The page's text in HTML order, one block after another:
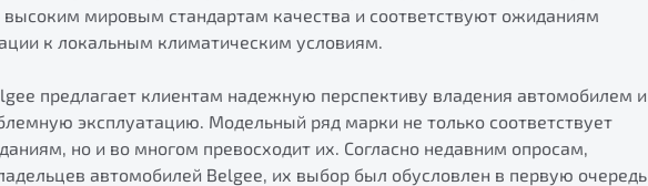
мировым стандартам качества и соответствуют ожиданиям
к локальным климатическим условиям.
предлагает клиентам надежную перспективу владения автомобилем и
эксплуатацию. Модельный ряд марки не только соответствует
но и во многом превосходит их. Согласно недавним опросам,
автомобилей Belgee, их выбор был обусловлен в первую очередь